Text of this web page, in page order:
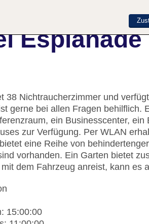
Esplanade
38 Nichtraucherzimmer und
gerne bei allen Fragen behilflich.
ein Businesscenter,
zur Verfügung. Per WLAN
eine Reihe von
vorhanden. Ein Garten bietet
dem Fahrzeug anreist, kann es
15:00:00